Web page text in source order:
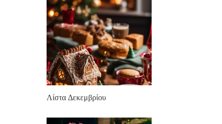
Λίστα Δεκεμβρίου